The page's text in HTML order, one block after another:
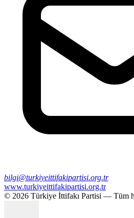
bilgi@turkiyeittifakipartisi.org.tr
www.turkiyeittifakipartisi.org.tr
© 2026 Türkiye İttifakı Partisi — Tüm